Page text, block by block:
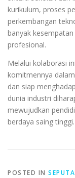
kurikulum, proses
perkembangan
banyak
profesional.
Melalui kolaborasi
komitmennya
dan siap
dunia industri
mewujudkan
berdaya saing tinggi.
POSTED IN